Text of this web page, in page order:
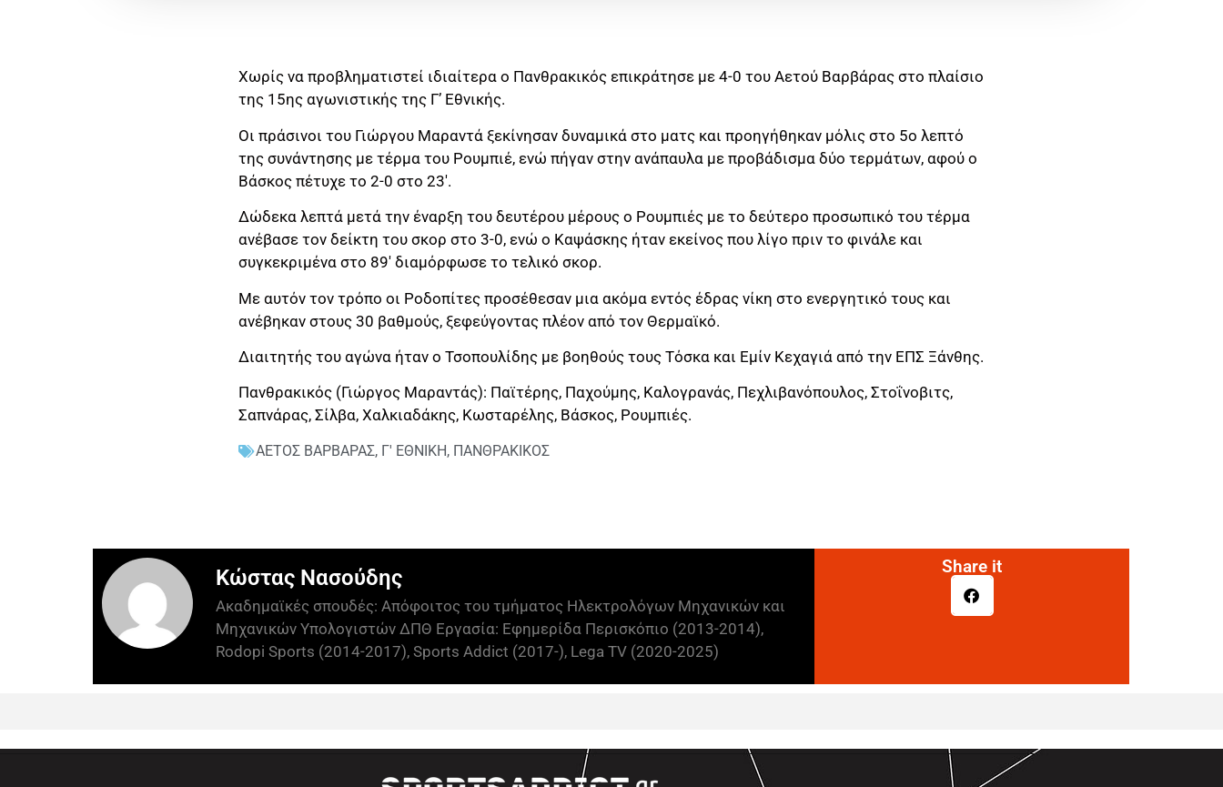
Χωρίς να προβληματιστεί ιδιαίτερα ο Πανθρακικός επικράτησε με 4-0 του Αετού Βαρβάρας στο πλαίσιο
της 15ης αγωνιστικής της Γ’ Εθνικής.
Οι πράσινοι του Γιώργου Μαραντά ξεκίνησαν δυναμικά στο ματς και προηγήθηκαν μόλις στο 5ο λεπτό
της συνάντησης με τέρμα του Ρουμπιέ, ενώ πήγαν στην ανάπαυλα με προβάδισμα δύο τερμάτων, αφού ο
Βάσκος πέτυχε το 2-0 στο 23′.
Δώδεκα λεπτά μετά την έναρξη του δευτέρου μέρους ο Ρουμπιές με το δεύτερο προσωπικό του τέρμα
ανέβασε τον δείκτη του σκορ στο 3-0, ενώ ο Καψάσκης ήταν εκείνος που λίγο πριν το φινάλε και
συγκεκριμένα στο 89′ διαμόρφωσε το τελικό σκορ.
Με αυτόν τον τρόπο οι Ροδοπίτες προσέθεσαν μια ακόμα εντός έδρας νίκη στο ενεργητικό τους και
ανέβηκαν στους 30 βαθμούς, ξεφεύγοντας πλέον από τον Θερμαϊκό.
Διαιτητής του αγώνα ήταν ο Τσοπουλίδης με βοηθούς τους Τόσκα και Εμίν Κεχαγιά από την ΕΠΣ Ξάνθης.
Πανθρακικός (Γιώργος Μαραντάς): Παϊτέρης, Παχούμης, Καλογρανάς, Πεχλιβανόπουλος, Στοΐνοβιτς,
Σαπνάρας, Σίλβα, Χαλκιαδάκης, Κωσταρέλης, Βάσκος, Ρουμπιές.
ΑΕΤΟΣ ΒΑΡΒΑΡΑΣ, Γ' ΕΘΝΙΚΗ, ΠΑΝΘΡΑΚΙΚΟΣ
Κώστας Νασούδης
Ακαδημαϊκές σπουδές: Απόφοιτος του τμήματος Ηλεκτρολόγων Μηχανικών και
Μηχανικών Υπολογιστών ΔΠΘ Εργασία: Εφημερίδα Περισκόπιο (2013-2014),
Rodopi Sports (2014-2017), Sports Addict (2017-), Lega TV (2020-2025)
Share it